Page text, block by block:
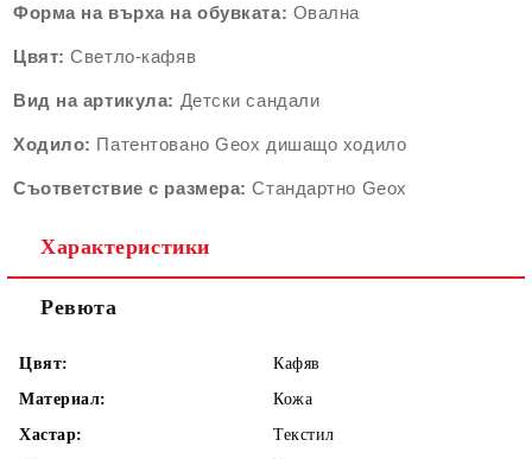
Форма на върха на обувката: Овална
Цвят:Светло-кафяв
Вид на артикула: Детски сандали
Ходило: Патентовано Geox дишащо ходило
Съответствие с размера:Стандартно Geox
Характеристики
Ревюта
Цвят:
Кафяв
Материал:
Кожа
Хастар:
Текстил